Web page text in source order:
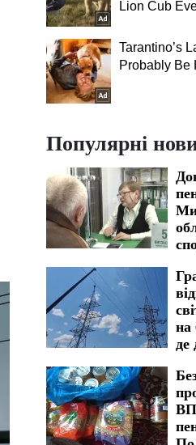
Lion Cub
Tarantino’s
Probably Be
Популярні
на
де